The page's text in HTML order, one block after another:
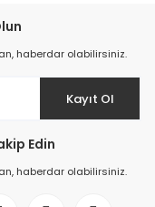
haberdar olabilirsiniz.
Kayıt Ol
Edin
haberdar olabilirsiniz.